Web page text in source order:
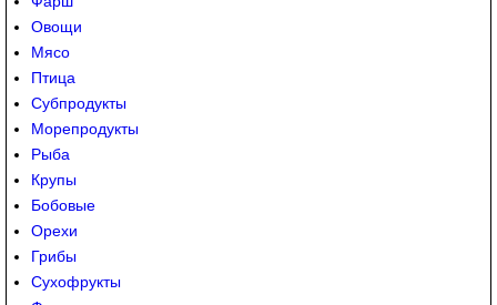
Овощи
Мясо
Птица
Субпродукты
Морепродукты
Рыба
Крупы
Бобовые
Орехи
Грибы
Сухофрукты